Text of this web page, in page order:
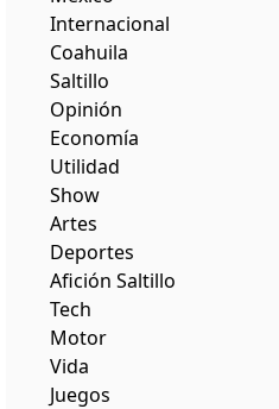
Internacional
Coahuila
Saltillo
Opinión
Economía
Utilidad
Show
Artes
Deportes
Afición Saltillo
Tech
Motor
Vida
Juegos